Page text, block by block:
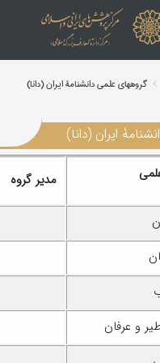
گروههای علمی دانشنامۀ ایران (دانا)
ایران (دانا)
مدیر گروه
و عرفان